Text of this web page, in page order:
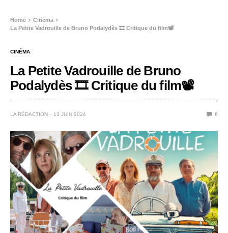
Home
Cinéma
La Petite Vadrouille de Bruno Podalydès 🎞️ Critique du film📽️
CINÉMA
La Petite Vadrouille de Bruno
Podalydès 🎞️ Critique du film📽️
LA RÉDACTION 13 JUIN 2024 0